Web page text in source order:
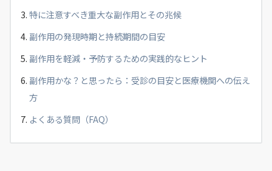
特に注意すべき重大な副作用とその兆候
副作用の発現時期と持続期間の目安
副作用を軽減・予防するための実践的なヒント
副作用かな？と思ったら：受診の目安と医療機関への伝え
方
よくある質問（FAQ）